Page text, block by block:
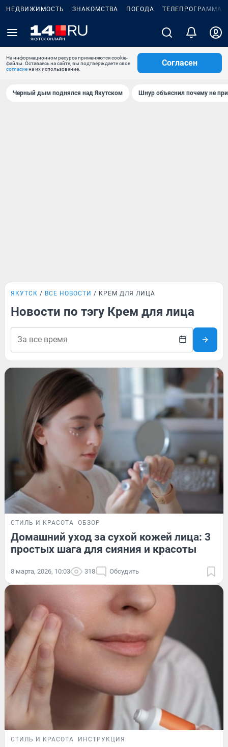
НЕДВИЖИМОСТЬ ЗНАКОМСТВА ПОГОДА ТЕЛЕПРОГРАММА
На информационном ресурсе применяются cookie-
файлы. Оставаясь на сайте, вы подтверждаете свое
согласиена их использование.
Согласен
Черный дым поднялся над Якутском Шнур объяснил почему не
ЯКУТСК ВСЕ НОВОСТИ КРЕМ ДЛЯ ЛИЦА
Новости по тэгу Крем для лица
СТИЛЬ И КРАСОТА ОБЗОР
Домашний уход за сухой кожей лица: 3
простых шага для сияния и красоты
8 марта, 2026, 10:03 318 Обсудить
СТИЛЬ И КРАСОТА ИНСТРУКЦИЯ